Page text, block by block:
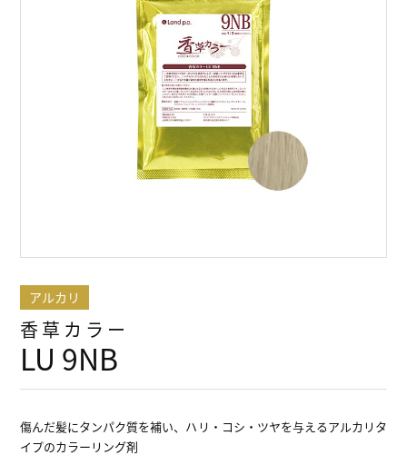
アルカリ
香草カラー
LU 9NB
傷んだ髪にタンパク質を補い、ハリ・コシ・ツヤを与えるアルカリタ
イプのカラーリング剤